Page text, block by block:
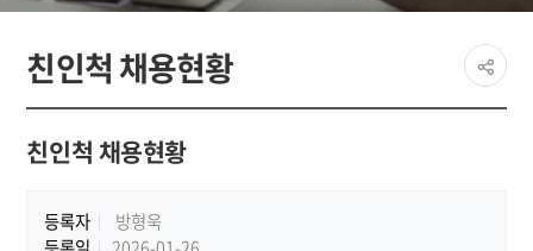
친인척 채용현황
페이지
공유
share
친인척 채용현황
등록자
방형욱